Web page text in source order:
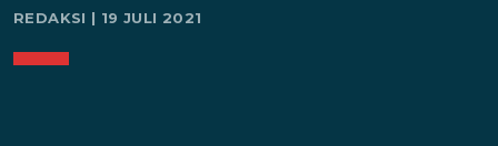
REDAKSI | 19 JULI 2021